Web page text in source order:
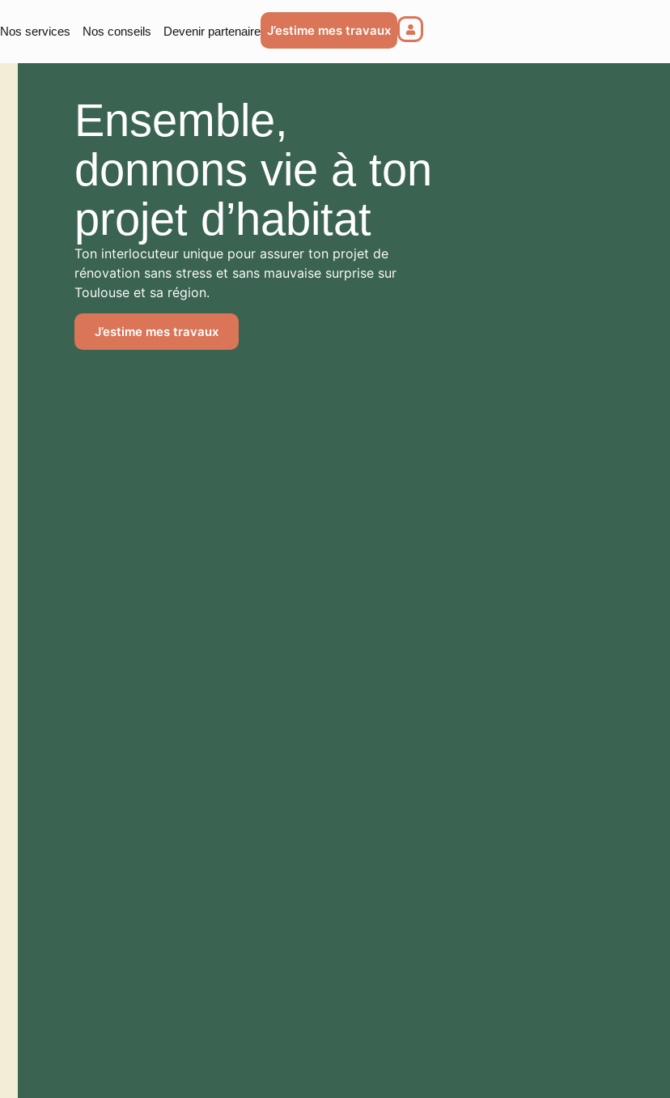
Nos services Nos conseils Devenir partenaire J’estime mes travaux
Nos services Nos conseils Devenir partenaire J’estime mes travaux
Ensemble,
donnons vie à ton
projet d’habitat
Ton interlocuteur unique pour assurer ton projet de
rénovation sans stress et sans mauvaise surprise sur
Toulouse et sa région.
J’estime mes travaux